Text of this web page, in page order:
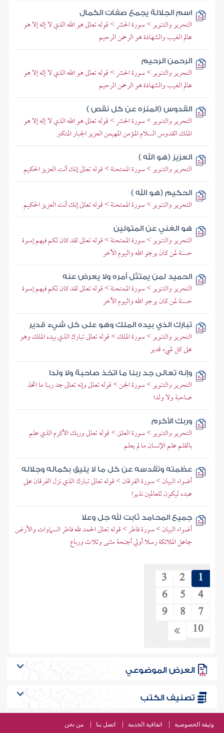
اسم الجلالة يجمع صفات الكمال
التحرير والتنوير > سورة الحشر > قوله تعالى هو الله الذي لا إله إلا هو
عالم الغيب والشهادة هو الرحمن الرحيم
الرحمن الرحيم
التحرير والتنوير > سورة الحشر > قوله تعالى هو الله الذي لا إله إلا هو
عالم الغيب والشهادة هو الرحمن الرحيم
القدوس (المنزه عن كل نقص )
التحرير والتنوير > سورة الحشر > قوله تعالى هو الله الذي لا إله إلا هو
الملك القدوس السلام المؤمن المهيمن العزيز الجبار المتكبر
العزيز (هو الله )
التحرير والتنوير > سورة الممتحنة > قوله تعالى إنك أنت العزيز الحكيم
الحكيم (هو الله )
التحرير والتنوير > سورة الممتحنة > قوله تعالى إنك أنت العزيز الحكيم
هو الغني عن المتولين
التحرير والتنوير > سورة الممتحنة > قوله تعالى لقد كان لكم فيهم إسوة
حسنة لمن كان يرجو الله واليوم الآخر
الحميد لمن يمتثل أمره ولا يعرض عنه
التحرير والتنوير > سورة الممتحنة > قوله تعالى لقد كان لكم فيهم إسوة
حسنة لمن كان يرجو الله واليوم الآخر
تبارك الذي بيده الملك وهو على كل شيء قدير
التحرير والتنوير > سورة الملك > قوله تعالى تبارك الذي بيده الملك وهو
على كل شيء قدير
وإنه تعالى جد ربنا ما اتخذ صاحبة ولا ولدا
التحرير والتنوير > سورة الجن > قوله تعالى وإنه تعالى جد ربنا ما اتخذ
صاحبة ولا ولدا
وربك الأكرم
التحرير والتنوير > سورة العلق > قوله تعالى وربك الأكرم الذي علم
بالقلم علم الإنسان ما لم يعلم
عظمته وتقدسه عن كل ما لا يليق بكماله وجلاله
أضواء البيان > سورة الفرقان > قوله تعالى تبارك الذي نزل الفرقان على
عبده ليكون للعالمين نذيرا
جميع المحامد ثابت لله جل وعلا
أضواء البيان > سورة فاطر > قوله تعالى الحمد لله فاطر السماوات والأرض
جاعل الملائكة رسلا أولي أجنحة مثنى وثلاث ورباع
1
2
3
4
5
6
7
8
9
10
العرض الموضوعي
تصنيف الكتب
وثيقة الخصوصية اتفاقية الخدمة اتصل بنا من نحن